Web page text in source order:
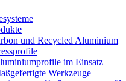
und Recycled Aluminium
im Einsatz
Werkzeuge